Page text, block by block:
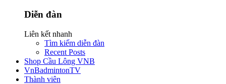
Diễn đàn
Liên kết nhanh
Tìm kiếm diễn đàn
Recent Posts
Shop Cầu Lông VNB
VnBadmintonTV
Thành viên